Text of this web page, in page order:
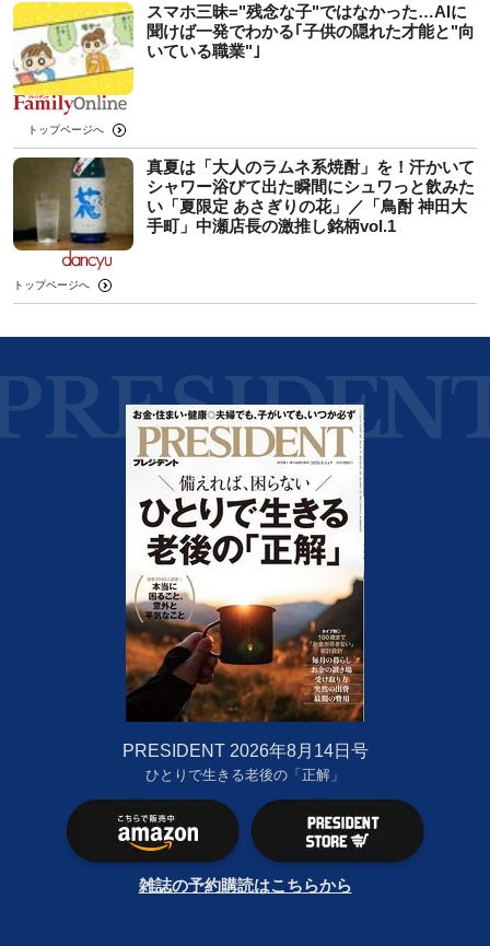
スマホ三昧="残念な子"ではなかった…AIに
聞けば一発でわかる｢子供の隠れた才能と"向
いている職業"｣
トップページへ
真夏は「大人のラムネ系焼酎」を！汗かいて
シャワー浴びて出た瞬間にシュワっと飲みた
い「夏限定 あさぎりの花」／「鳥酎 神田大
手町」中瀬店長の激推し銘柄vol.1
トップページへ
PRESIDENT 2026年8月14日号
ひとりで生きる老後の「正解」
雑誌の予約購読はこちらから